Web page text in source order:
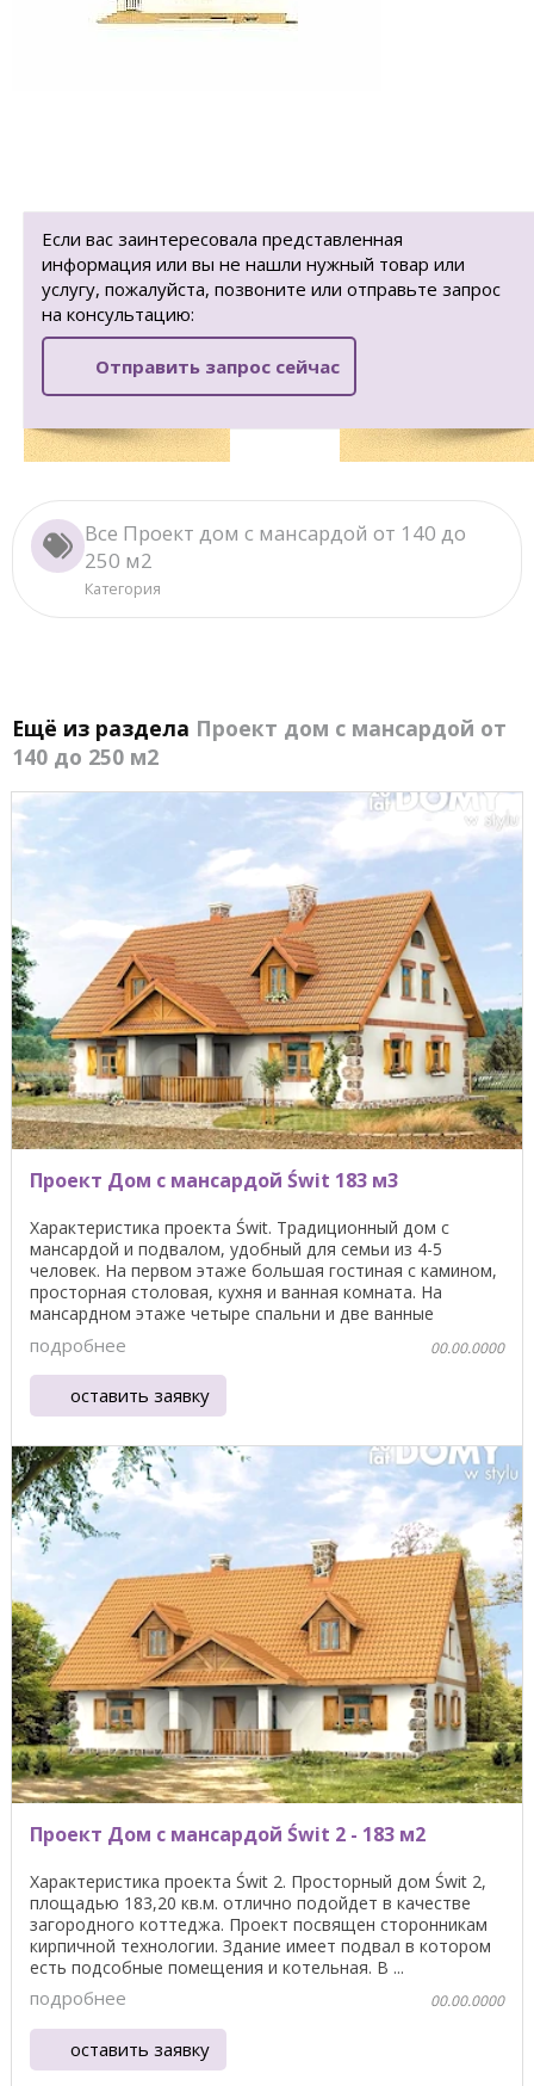
Если вас заинтересовала представленная
информация или вы не нашли нужный товар или
услугу, пожалуйста, позвоните или отправьте запрос
на консультацию:
Отправить запрос сейчас
Все Проект дом с мансардой от 140 до
250 м2
Категория
Ещё из раздела Проект дом с мансардой от
140 до 250 м2
Проект Дом с мансардой Świt 183 м3
Характеристика проекта Świt. Традиционный дом с
мансардой и подвалом, удобный для семьи из 4-5
человек. На первом этаже большая гостиная с камином,
просторная столовая, кухня и ванная комната. На
мансардном этаже четыре спальни и две ванные
комнаты. ...
подробнее 00.00.0000
оставить заявку
Проект Дом с мансардой Świt 2 - 183 м2
Характеристика проекта Świt 2. Просторный дом Świt 2,
площадью 183,20 кв.м. отлично подойдет в качестве
загородного коттеджа. Проект посвящен сторонникам
кирпичной технологии. Здание имеет подвал в котором
есть подсобные помещения и котельная. В ...
подробнее 00.00.0000
оставить заявку